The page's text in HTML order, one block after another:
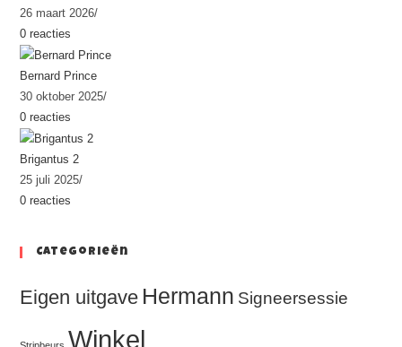
26 maart 2026/
0 reacties
Bernard Prince
30 oktober 2025/
0 reacties
Brigantus 2
25 juli 2025/
0 reacties
Categorieën
Eigen uitgave Hermann Signeersessie
Winkel